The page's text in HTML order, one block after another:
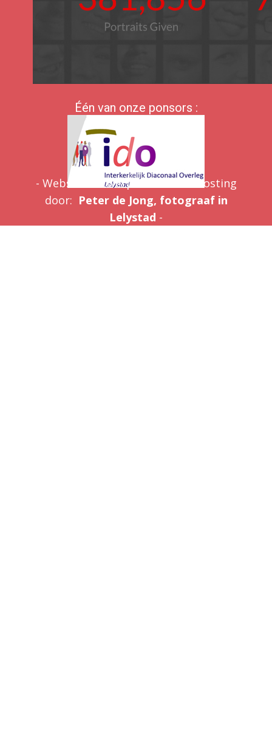
Één van onze ponsors :
- Website ontwerp en website hosting
door: Peter de Jong, fotograaf in
Lelystad -